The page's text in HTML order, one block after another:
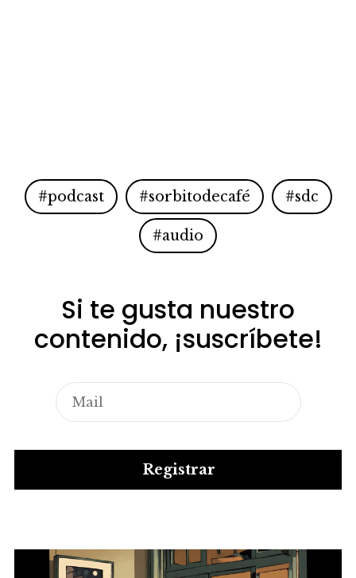
#podcast #sorbitodecafé #sdc
#audio
Si te gusta nuestro
contenido, ¡suscríbete!
Registrar